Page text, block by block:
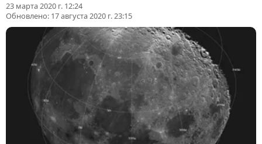
23 марта 2020 г. 12:24
Обновлено: 17 августа 2020 г. 23:15